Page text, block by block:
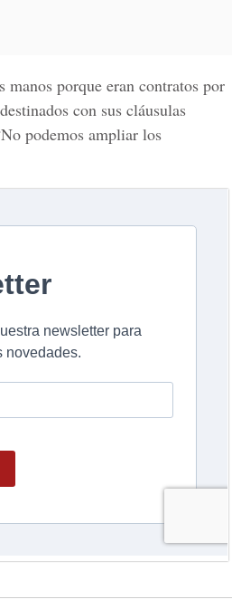
manos porque eran contratos por
con sus cláusulas
podemos ampliar los